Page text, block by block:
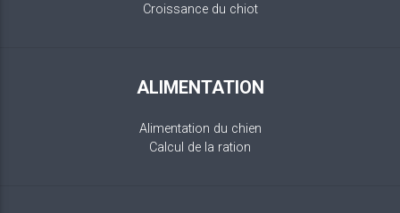
Croissance du chiot
ALIMENTATION
Alimentation du chien
Calcul de la ration